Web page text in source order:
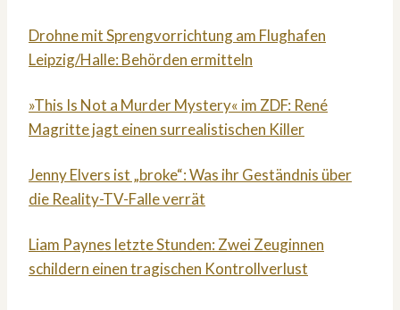
Drohne mit Sprengvorrichtung am Flughafen
Leipzig/Halle: Behörden ermitteln
»This Is Not a Murder Mystery« im ZDF: René
Magritte jagt einen surrealistischen Killer
Jenny Elvers ist „broke“: Was ihr Geständnis über
die Reality-TV-Falle verrät
Liam Paynes letzte Stunden: Zwei Zeuginnen
schildern einen tragischen Kontrollverlust